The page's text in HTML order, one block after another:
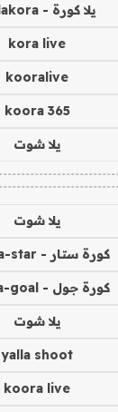
يلا كورة - yallakora
kora live
kooralive
koora 365
يلا شوت
يلا شوت
كورة ستار - koora-star
كورة جول - koora-goal
يلا شوت
yalla shoot
koora live